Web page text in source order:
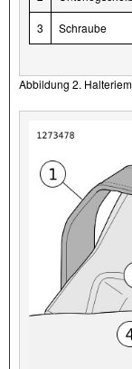
3 Schraube
Abbildung 2.